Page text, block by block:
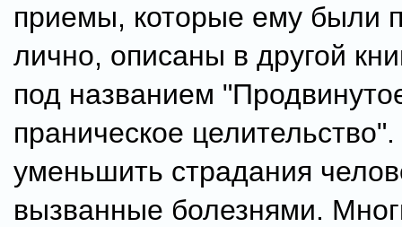
приемы, которые ему были
лично, описаны в другой
под названием
праническое
уменьшить страдания
вызванные болезнями.